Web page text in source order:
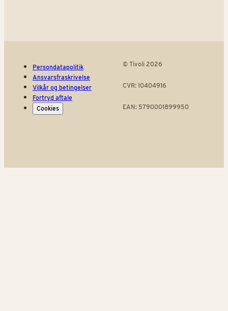
Persondatapolitik
Ansvarsfraskrivelse
Vilkår og betingelser
Fortryd aftale
Cookies
© Tivoli 2026
CVR: 10404916
EAN: 5790001899950